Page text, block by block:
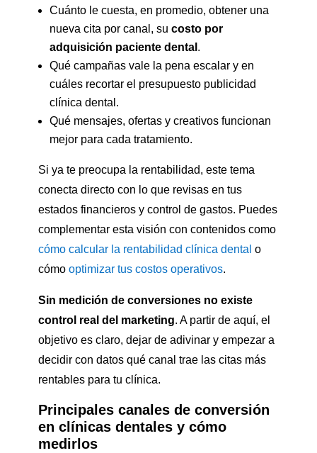
Cuánto le cuesta, en promedio, obtener una
nueva cita por canal, su costo por
adquisición paciente dental .
Qué campañas vale la pena escalar y en
cuáles recortar el presupuesto publicidad
clínica dental.
Qué mensajes, ofertas y creativos funcionan
mejor para cada tratamiento.
Si ya te preocupa la rentabilidad, este tema
conecta directo con lo que revisas en tus
estados financieros y control de gastos. Puedes
complementar esta visión con contenidos como
cómo calcular la rentabilidad clínica dental o
cómo optimizar tus costos operativos.
Sin medición de conversiones no existe
control real del marketing. A partir de aquí, el
objetivo es claro, dejar de adivinar y empezar a
decidir con datos qué canal trae las citas más
rentables para tu clínica.
Principales canales de conversión
en clínicas dentales y cómo
medirlos